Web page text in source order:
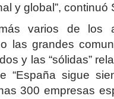
y global”, continuó
varios de los
las grandes
y las “sólidas”
“España sigue
300 empresas